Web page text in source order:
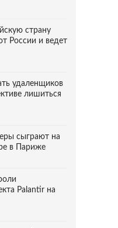
страну
России и ведет
удаленщиков
лишиться
сыграют на
в Париже
Palantir на